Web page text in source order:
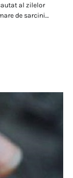
al zilelor
de sarcini…